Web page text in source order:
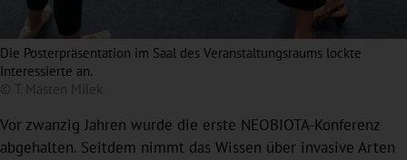
Die Posterpräsentation im Saal des Veranstaltungsraums lockte
Interessierte an.
© T. Masten Milek
Vor zwanzig Jahren wurde die erste NEOBIOTA-Konferenz
abgehalten. Seitdem nimmt das Wissen über invasive Arten